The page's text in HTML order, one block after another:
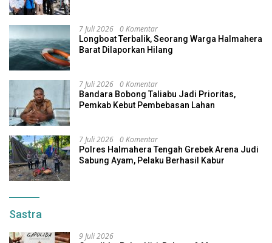
7 Juli 2026 0 Komentar
Longboat Terbalik, Seorang Warga Halmahera
Barat Dilaporkan Hilang
7 Juli 2026 0 Komentar
Bandara Bobong Taliabu Jadi Prioritas,
Pemkab Kebut Pembebasan Lahan
7 Juli 2026 0 Komentar
Polres Halmahera Tengah Grebek Arena Judi
Sabung Ayam, Pelaku Berhasil Kabur
Sastra
9 Juli 2026